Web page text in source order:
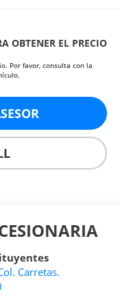
OBTENER EL PRECIO
Por favor, consulta con la
Carretas.